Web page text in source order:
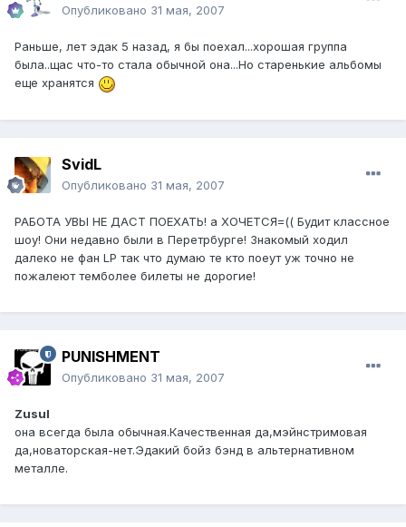
Опубликовано 31 мая, 2007
Раньше, лет эдак 5 назад, я бы поехал...хорошая группа
была..щас что-то стала обычной она...Но старенькие альбомы
еще хранятся
SvidL
Опубликовано 31 мая, 2007
РАБОТА УВЫ НЕ ДАСТ ПОЕХАТЬ! а ХОЧЕТСЯ=(( Будит классное
шоу! Они недавно были в Перетрбурге! Знакомый ходил
далеко не фан LP так что думаю те кто поеут уж точно не
пожалеют темболее билеты не дорогие!
PUNISHMENT
Опубликовано 31 мая, 2007
Zusul
она всегда была обычная.Качественная да,мэйнстримовая
да,новаторская-нет.Эдакий бойз бэнд в альтернативном
металле.